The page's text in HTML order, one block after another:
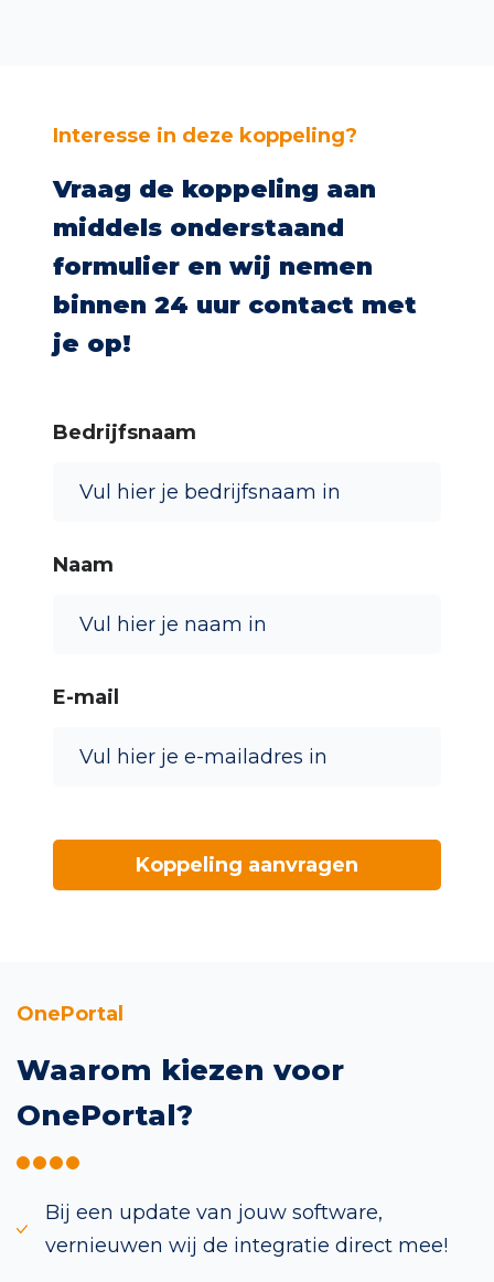
Ons proces
Interesse in deze koppeling?
Vraag de koppeling aan
middels onderstaand
formulier en wij nemen
binnen 24 uur contact met
je op!
Bedrijfsnaam
Naam
E-mail
OnePortal
Waarom kiezen voor
OnePortal?
Bij een update van jouw software,
vernieuwen wij de integratie direct mee!